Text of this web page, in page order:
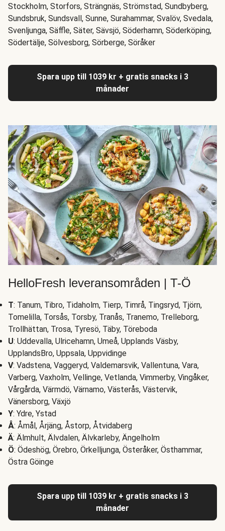
Stockholm, Storfors, Strängnäs, Strömstad, Sundbyberg,
Sundsbruk, Sundsvall, Sunne, Surahammar, Svalöv, Svedala,
Svenljunga, Säffle, Säter, Sävsjö, Söderhamn, Söderköping,
Södertälje, Sölvesborg, Sörberge, Söråker
Spara upp till 1039 kr + gratis snacks i 3
månader
HelloFresh leveransområden | T-Ö
T: Tanum, Tibro, Tidaholm, Tierp, Timrå, Tingsryd, Tjörn,
Tomelilla, Torsås, Torsby, Tranås, Tranemo, Trelleborg,
Trollhättan, Trosa, Tyresö, Täby, Töreboda
U: Uddevalla, Ulricehamn, Umeå, Upplands Väsby,
UpplandsBro, Uppsala, Uppvidinge
V: Vadstena, Vaggeryd, Valdemarsvik, Vallentuna, Vara,
Varberg, Vaxholm, Vellinge, Vetlanda, Vimmerby, Vingåker,
Vårgårda, Värmdö, Värnamo, Västerås, Västervik,
Vänersborg, Växjö
Y: Ydre, Ystad
Å: Åmål, Årjäng, Åstorp, Åtvidaberg
Ä: Älmhult, Älvdalen, Älvkarleby, Ängelholm
Ö: Ödeshög, Örebro, Örkelljunga, Österåker, Östhammar,
Östra Göinge
Spara upp till 1039 kr + gratis snacks i 3
månader